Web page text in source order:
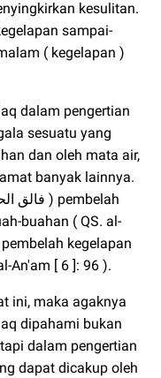
kesulitan.
sampai-
( kegelapan )
dalam pengertian
sesuatu yang
dan oleh mata air,
banyak lainnya.
buahan ( QS. al-
An'am [ 6 ]: 96 ).
ini, maka agaknya
dipahami bukan
dalam pengertian
dapat dicakup oleh